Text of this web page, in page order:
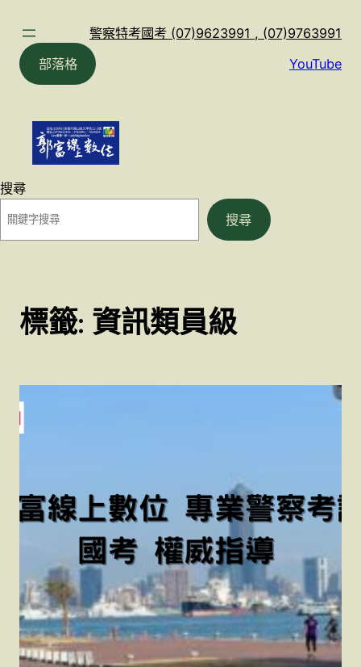
警察特考國考 (07)9623991 , (07)9763991
部落格
YouTube
搜尋
搜尋
標籤: 資訊類員級